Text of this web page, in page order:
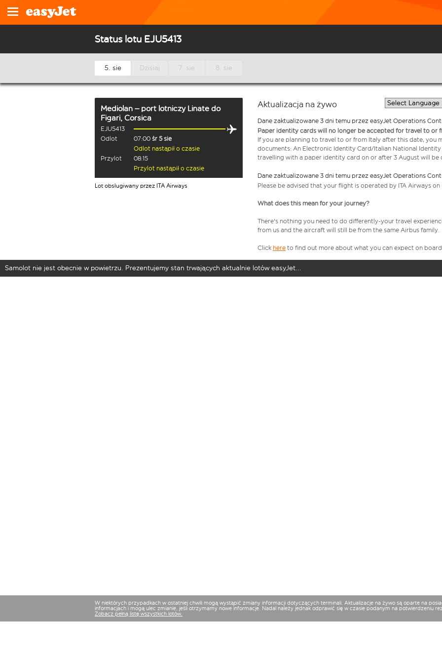
Status lotu EJU5413
5. sie Dzisiaj 7. sie 8. sie
Mediolan – port lotniczy Linate do
Figari, Corsica
EJU5413
Odlot
07:00 śr 5 sie
Odlot nastąpił o czasie
Przylot
08:15
Przylot nastąpił o czasie
Lot obsługiwany przez ITA Airways
Aktualizacja na żywo
Dane zaktualizowane 3 dni temu przez easyJet Operations
Paper identity cards will no longer be accepted for travel to or
If you are planning to travel to or from Italy after this date, you
documents: An Electronic Identity Card/Italian National
travelling with a paper identity card on or after 3 August will be
Dane zaktualizowane 3 dni temu przez easyJet Operations
Please be advised that your flight is operated by ITA Airways on
What does this mean for your journey?
There's nothing you need to do differently-your travel
from us and the aircraft will still be from the same Airbus family.
Click here to find out more about what you can expect on
Samolot nie jest obecnie w powietrzu. Prezentujemy stan trwających aktualnie lotów easyJet...
W niektórych przypadkach w ostatniej chwili mogą wystąpić zmiany informacji dotyczących terminali. Aktualizacje na żywo są oparte na
informacjach i mogą ulec zmianie, jeśli otrzymamy nowe informacje. Nadal należy jednak odprawić się w czasie podanym na potwierdzeniu
Zobacz pełną listę wszystkich lotów.